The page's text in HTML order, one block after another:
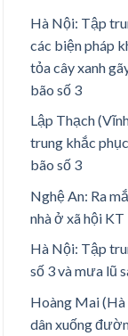
Hà Nội: Tập
các biện pháp
tỏa cây xanh
bão số 3
Lập Thạch
trung khắc
bão số 3
Nghệ An: Ra
nhà ở xã hội
Hà Nội: Tập
số 3 và mưa lũ
Hoàng Mai
dân xuống